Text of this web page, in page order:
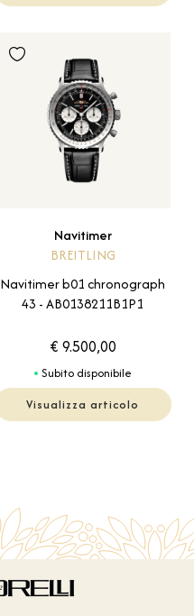
Navitimer
BREITLING
Navitimer b01 chronograph
43 - AB0138211B1P1
€ 9.500,00
Subito disponibile
Visualizza articolo